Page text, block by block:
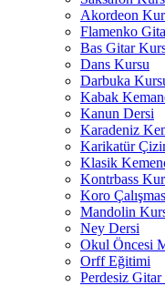
Akordeon
Flamenko
Bas Gitar
Dans Kursu
Darbuka
Kabak
Kanun Dersi
Karadeniz
Karikatür
Klasik
Kontrbass
Koro
Mandolin
Ney Dersi
Okul Öncesi
Orff Eğitimi
Perdesiz